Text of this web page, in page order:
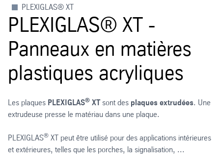
PLEXIGLAS® XT
PLEXIGLAS® XT -
Panneaux en matières
plastiques acryliques
Les plaques PLEXIGLAS® XTsont des plaques extrudées. Une
extrudeuse presse le matériau dans une plaque.
PLEXIGLAS® XT peut être utilisé pour des applications intérieures
et extérieures, telles que les porches, la signalisation, ...